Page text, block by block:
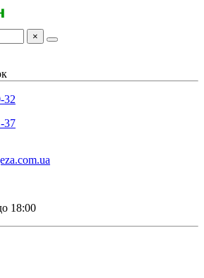
×
32
37
18:00